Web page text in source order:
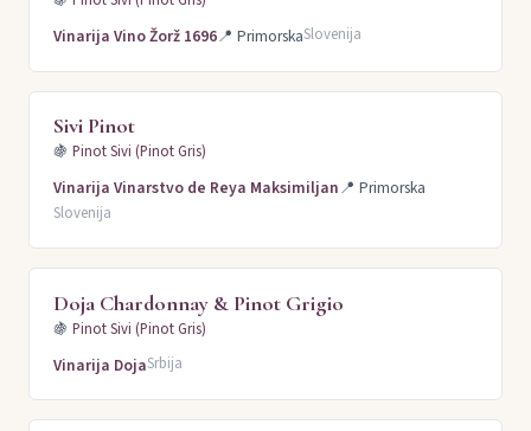
Vinarija Vino Žorž 1696📍 PrimorskaSlovenija
Sivi Pinot
🍇 Pinot Sivi (Pinot Gris)
Vinarija Vinarstvo de Reya Maksimiljan📍 Primorska
Slovenija
Doja Chardonnay & Pinot Grigio
🍇 Pinot Sivi (Pinot Gris)
Vinarija DojaSrbija